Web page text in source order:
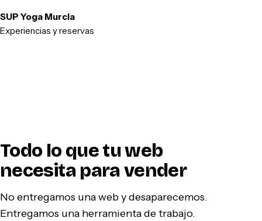
SUP Yoga Murcia
Experiencias y reservas
Todo lo que tu web
necesita para vender
No entregamos una web y desaparecemos.
Entregamos una herramienta de trabajo.